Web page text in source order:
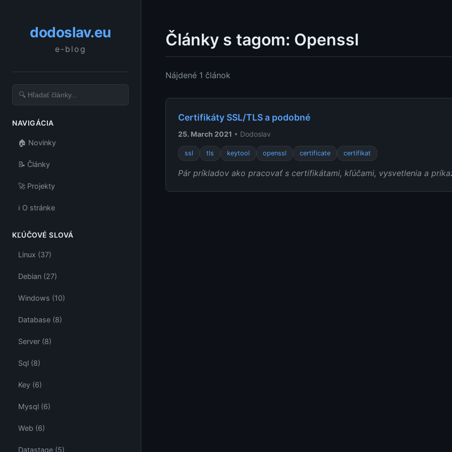
dodoslav.eu
e-blog
NAVIGÁCIA
🏠 Novinky
📝 Články
🚀 Projekty
ℹ️ O stránke
KĽÚČOVÉ SLOVÁ
Linux (37)
Debian (27)
Windows (10)
Database (8)
Server (8)
Sql (8)
Key (6)
Mysql (6)
Web (6)
Datastage (5)
Články s tagom: Openssl
Nájdené 1 článok
Certifikáty SSL/TLS a podobné
25. March 2021 • Dodoslav
ssl tls keytool openssl certificate certifikat
Pár príkladov ako pracovať s certifikátami, kľúčami, vysvetlenia a